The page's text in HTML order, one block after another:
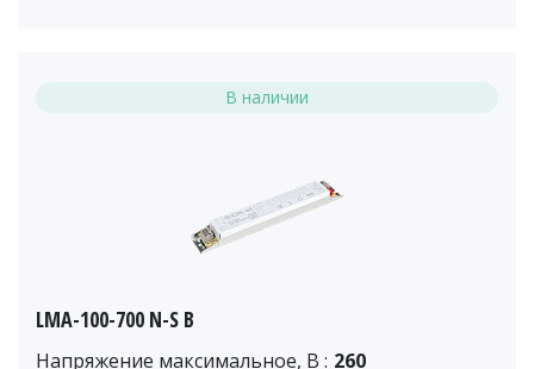
В наличии
LMA-100-700 N-S B
Напряжение максимальное, В : 260